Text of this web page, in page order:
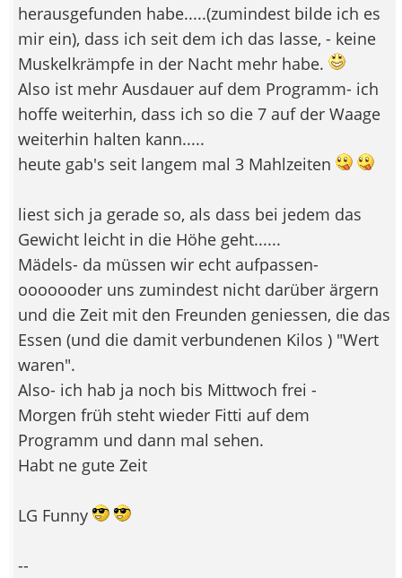
herausgefunden habe.....(zumindest bilde ich es
mir ein), dass ich seit dem ich das lasse, - keine
Muskelkrämpfe in der Nacht mehr habe.
Also ist mehr Ausdauer auf dem Programm- ich
hoffe weiterhin, dass ich so die 7 auf der Waage
weiterhin halten kann.....
heute gab's seit langem mal 3 Mahlzeiten
liest sich ja gerade so, als dass bei jedem das
Gewicht leicht in die Höhe geht......
Mädels- da müssen wir echt aufpassen-
ooooooder uns zumindest nicht darüber ärgern
und die Zeit mit den Freunden geniessen, die das
Essen (und die damit verbundenen Kilos ) "Wert
waren".
Also- ich hab ja noch bis Mittwoch frei -
Morgen früh steht wieder Fitti auf dem
Programm und dann mal sehen.
Habt ne gute Zeit
LG Funny
--